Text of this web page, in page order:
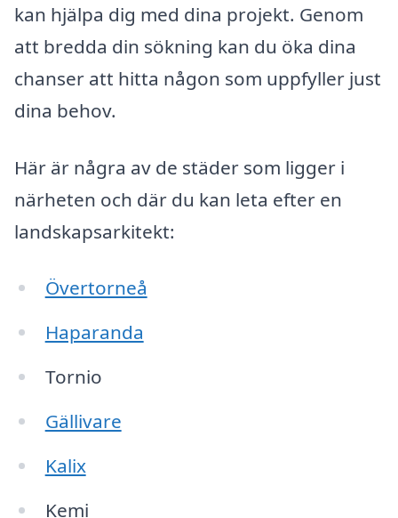
kan hjälpa dig med dina projekt. Genom
att bredda din sökning kan du öka dina
chanser att hitta någon som uppfyller just
dina behov.
Här är några av de städer som ligger i
närheten och där du kan leta efter en
landskapsarkitekt:
Övertorneå
Haparanda
Tornio
Gällivare
Kalix
Kemi